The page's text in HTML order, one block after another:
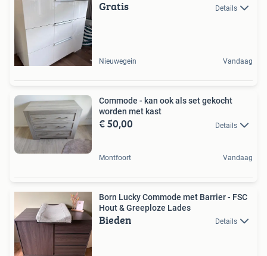
Gratis Details
Nieuwegein Vandaag
Commode - kan ook als set gekocht
worden met kast
€ 50,00 Details
Montfoort Vandaag
Born Lucky Commode met Barrier - FSC
Hout & Greeploze Lades
Bieden Details